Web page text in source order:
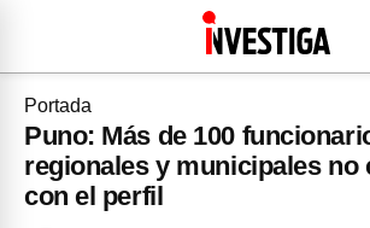
Portada
Puno: Más de 100
regionales y municipales no
con el perfil